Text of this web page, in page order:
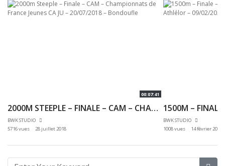
00:07:41
2000M STEEPLE – FINALE – CAM – CHAMPIONNATS DE FRANCE JEUNES CA JU – 20/07/2018 – BONDOUFLE
BWK STUDIO
5716 vues
28 juillet 2018
BWK STUDIO
1008 vues
14 février 2020